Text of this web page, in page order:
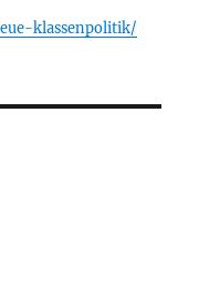
klassenpolitik/